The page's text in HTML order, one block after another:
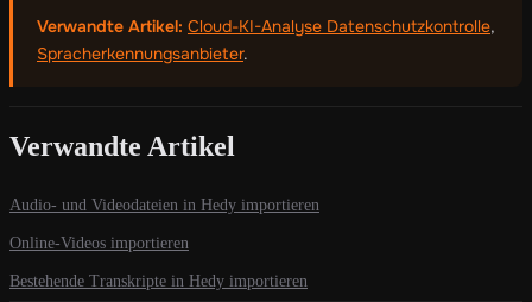
Verwandte Artikel: Cloud-KI-Analyse Datenschutzkontrolle,
Spracherkennungsanbieter.
Verwandte Artikel
Audio- und Videodateien in Hedy importieren
Online-Videos importieren
Bestehende Transkripte in Hedy importieren